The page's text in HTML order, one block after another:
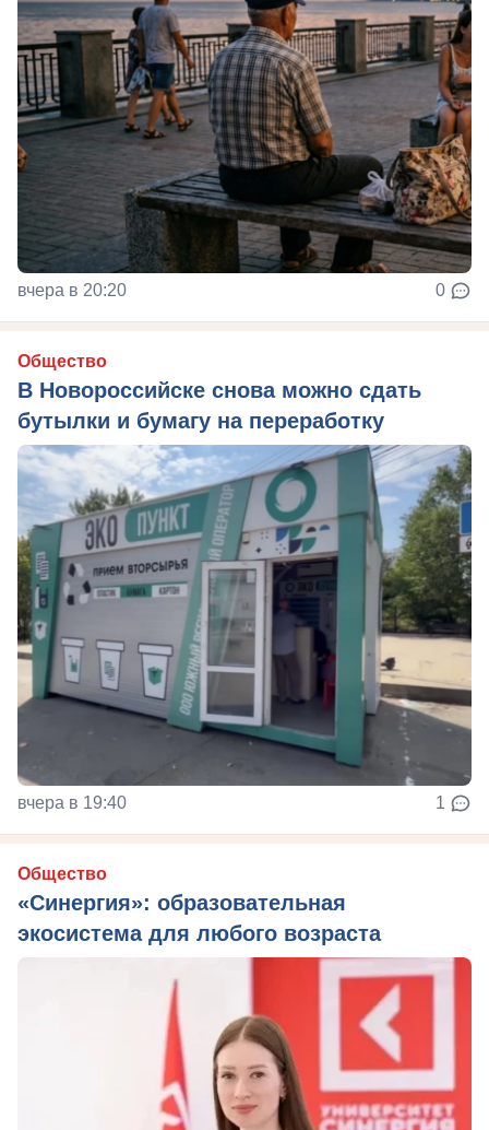
вчера в 20:20 0
Общество
В Новороссийске снова можно сдать
бутылки и бумагу на переработку
вчера в 19:40 1
Общество
«Синергия»: образовательная
экосистема для любого возраста